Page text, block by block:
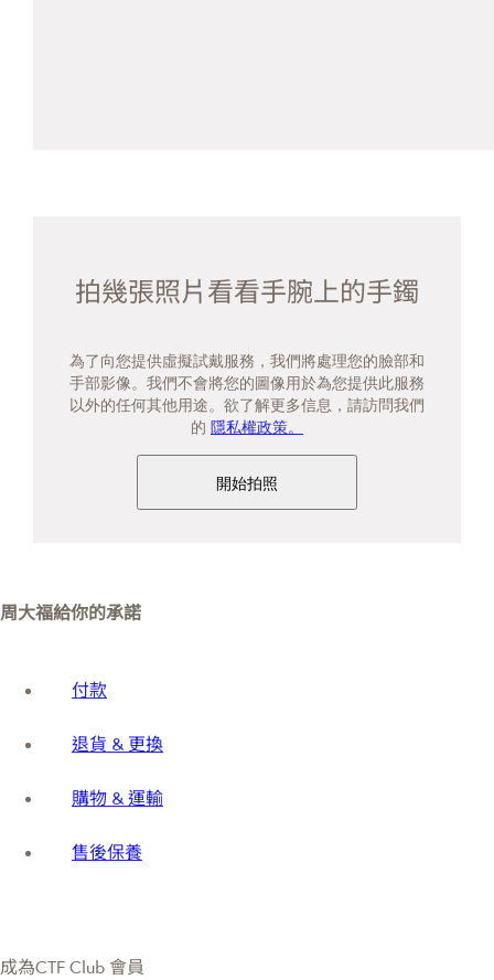
拍幾張照片看看手腕上的手鐲
為了向您提供虛擬試戴服務，我們將處理您的臉部和
手部影像。我們不會將您的圖像用於為您提供此服務
以外的任何其他用途。欲了解更多信息，請訪問我們
的 隱私權政策。
開始拍照
周大福給你的承諾
付款
退貨 & 更換
購物 & 運輸
售後保養
成為CTF Club 會員